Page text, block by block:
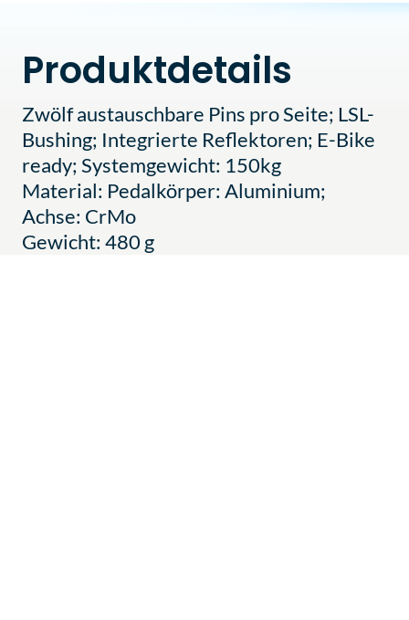
Produktdetails
Zwölf austauschbare Pins pro Seite; LSL-
Bushing; Integrierte Reflektoren; E-Bike
ready; Systemgewicht: 150kg
Material: Pedalkörper: Aluminium;
Achse: CrMo
Gewicht: 480 g